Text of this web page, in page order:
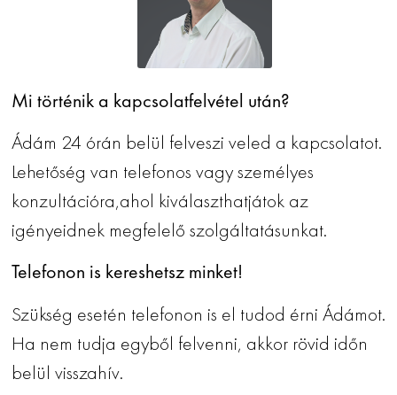
Mi történik a kapcsolatfelvétel után?
Ádám 24 órán belül felveszi veled a kapcsolatot.
Lehetőség van telefonos vagy személyes
konzultációra,ahol kiválaszthatjátok az
igényeidnek megfelelő szolgáltatásunkat.
Telefonon is kereshetsz minket!
Szükség esetén telefonon is el tudod érni Ádámot.
Ha nem tudja egyből felvenni, akkor rövid időn
belül visszahív.